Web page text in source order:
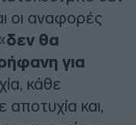
οι αναφορές
δεν θα
για
κάθε
αποτυχία και,